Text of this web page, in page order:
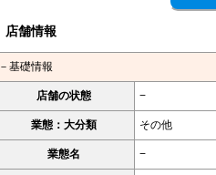
店舗情報
－基礎情報
店舗の状態 −
業態：大分類 その他
業態名 −